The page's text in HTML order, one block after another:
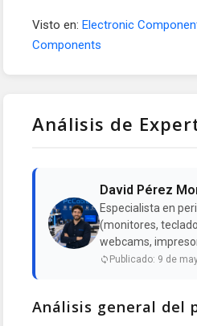
Visto en: Electronic
Components
Análisis de
David Pérez
Especialista en
(monitores,
webcams,
Publicado: 9 de
Análisis general del